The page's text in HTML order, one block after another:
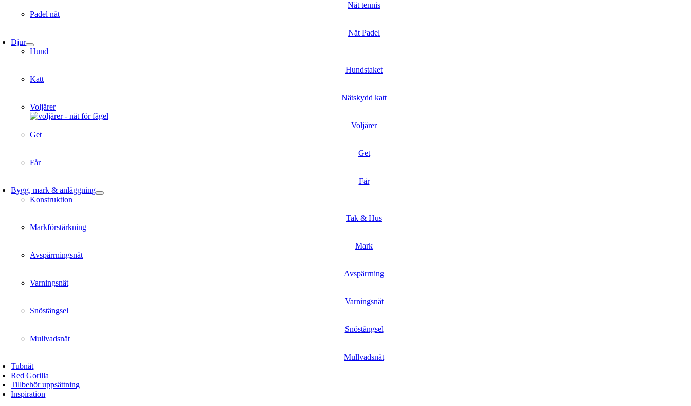
Nät tennis
Padel nät
Nät Padel
Djur
Hund
Hundstaket
Katt
Nätskydd katt
Voljärer
Voljärer
Get
Get
Får
Får
Bygg, mark & anläggning
Konstruktion
Tak & Hus
Markförstärkning
Mark
Avspärrningsnät
Avspärrning
Varningsnät
Varningsnät
Snöstängsel
Snöstängsel
Mullvadsnät
Mullvadsnät
Tubnät
Red Gorilla
Tillbehör uppsättning
Inspiration